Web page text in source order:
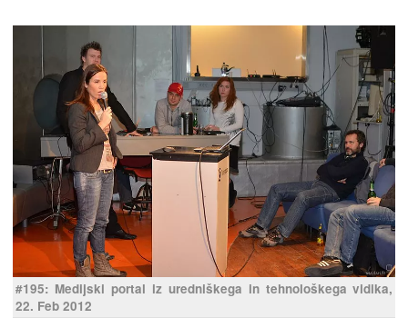
#195: Medijski portal iz uredniškega in tehnološkega vidika,
22. Feb 2012